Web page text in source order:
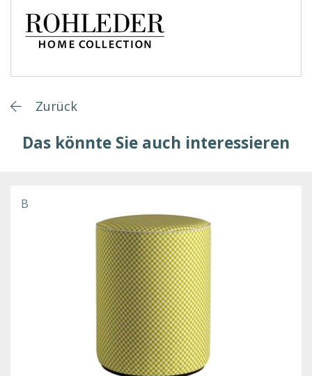
Zurück
Das könnte Sie auch interessieren
B